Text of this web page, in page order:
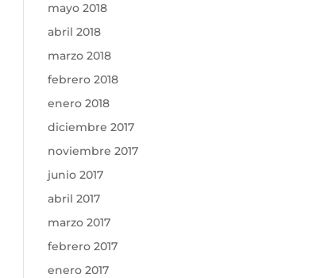
mayo 2018
abril 2018
marzo 2018
febrero 2018
enero 2018
diciembre 2017
noviembre 2017
junio 2017
abril 2017
marzo 2017
febrero 2017
enero 2017